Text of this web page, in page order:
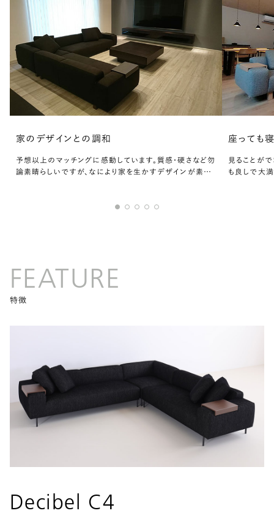
家のデザインとの調和
予想以上のマッチングに感動しています。質感・硬さなど勿
論素晴らしいですが、なにより家を生かすデザインが素晴
座っても
見ることが
も良しで大
FEATURE
特徴
Decibel C4